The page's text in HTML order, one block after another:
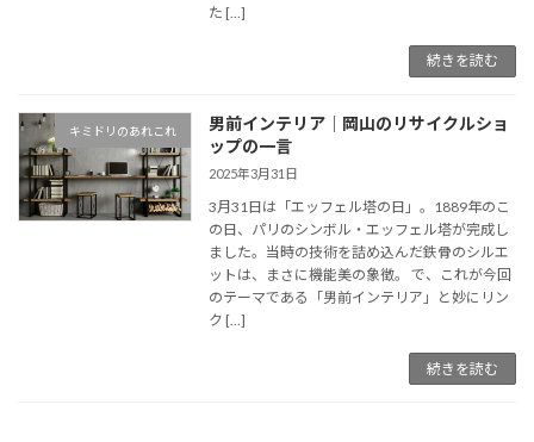
た […]
続きを読む
キミドリのあれこれ
男前インテリア│岡山のリサイクルショ
ップの一言
2025年3月31日
3月31日は「エッフェル塔の日」。1889年のこ
の日、パリのシンボル・エッフェル塔が完成し
ました。当時の技術を詰め込んだ鉄骨のシルエ
ットは、まさに機能美の象徴。 で、これが今回
のテーマである「男前インテリア」と妙にリン
ク […]
続きを読む